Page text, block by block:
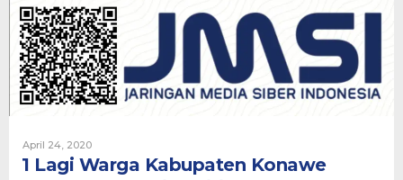
Konawe
Masuk
Kategori
Corona
April 24, 2020Oleh
1 Lagi Warga Kabupaten Konawe